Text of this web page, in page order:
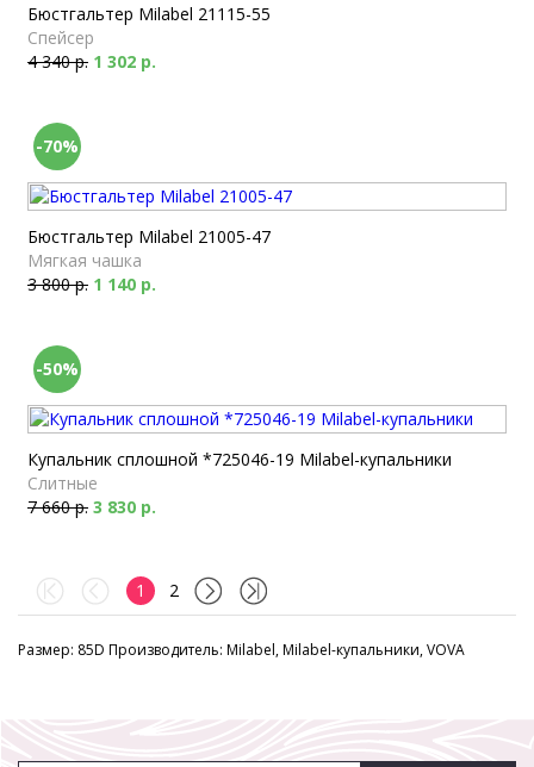
Бюстгальтер Milabel 21115-55
Спейсер
4 340 р. 1 302 р.
-70%
Бюстгальтер Milabel 21005-47
Мягкая чашка
3 800 р. 1 140 р.
-50%
Купальник сплошной *725046-19 Milabel-купальники
Слитные
7 660 р. 3 830 р.
1 2
Размер: 85D Производитель: Milabel, Milabel-купальники, VOVA